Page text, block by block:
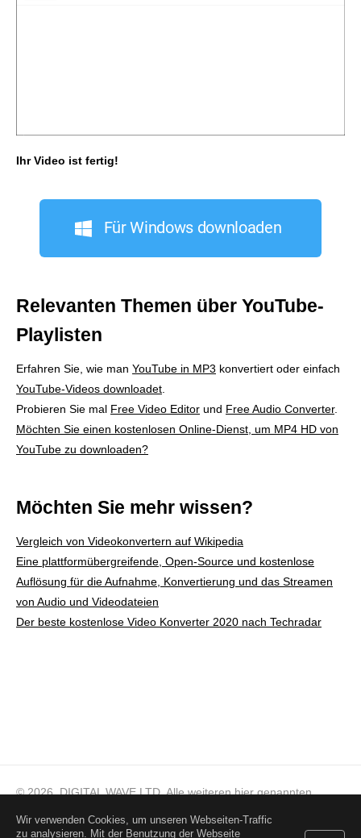
Wir verwenden Cookies, um unseren Webseiten-Traffic
zu analysieren. Mit der Benutzung der Webseite
Ihr Video ist fertig!
Für Windows downloaden
Relevanten Themen über YouTube-
Playlisten
Erfahren Sie, wie man YouTube in MP3 konvertiert oder einfach
YouTube-Videos downloadet
Probieren Sie mal Free Video Editor und Free Audio Converter.
Möchten Sie einen kostenlosen Online-Dienst, um MP4 HD von
YouTube zu downloaden?
Möchten Sie mehr wissen?
Vergleich von Videokonvertern auf Wikipedia
Eine plattformübergreifende, Open-Source und kostenlose
Auflösung für die Aufnahme, Konvertierung und das Streamen
von Audio und Videodateien
Der beste kostenlose Video Konverter 2020 nach Techradar
© 2026, DIGITAL WAVE LTD.Alle weiteren hier genannten